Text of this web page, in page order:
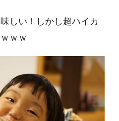
しい！しかし超ハイカ
ｗｗ